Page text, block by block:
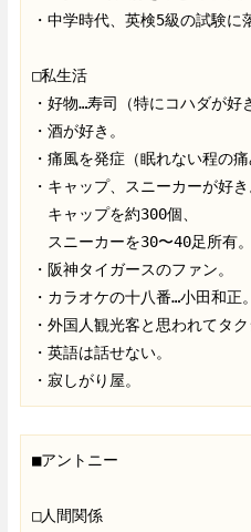
・中学時代、英検5級の試験に
□私生活
・好物…寿司（特にコハダが好
・酒が好き。
・痛風を発症（眠れない程の
・キャップ、スニーカーが好き
キャップを約300個、
スニーカーを30〜40足所有。
・阪神タイガースのファン。
・カラオケの十八番…小田和正。
・外国人観光客と思われてタ
・英語は話せない。
・寂しがり屋。
■アントニー
□人間関係